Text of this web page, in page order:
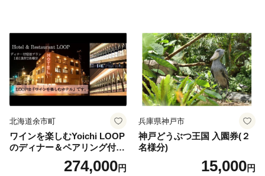
北海道余市町
ワインを楽しむYoichi LOOP
のディナー＆ペアリング付宿
泊プラン＜デラックスツイン
274,000円
兵庫県神戸市
神戸どうぶつ王国 入園券(２
名様分)
15,000円